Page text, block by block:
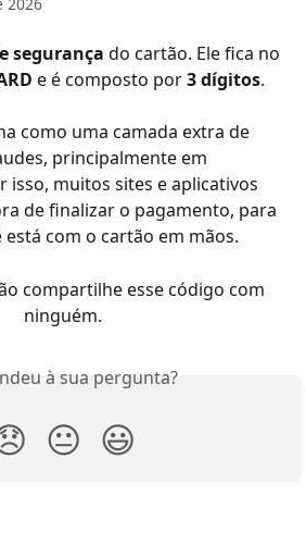
segurança do cartão. Ele fica no
e é composto por 3 dígitos.
como uma camada extra de
principalmente em
isso, muitos sites e aplicativos
de finalizar o pagamento, para
com o cartão em mãos.
compartilhe esse código com
ninguém.
à sua pergunta?
😐 😃